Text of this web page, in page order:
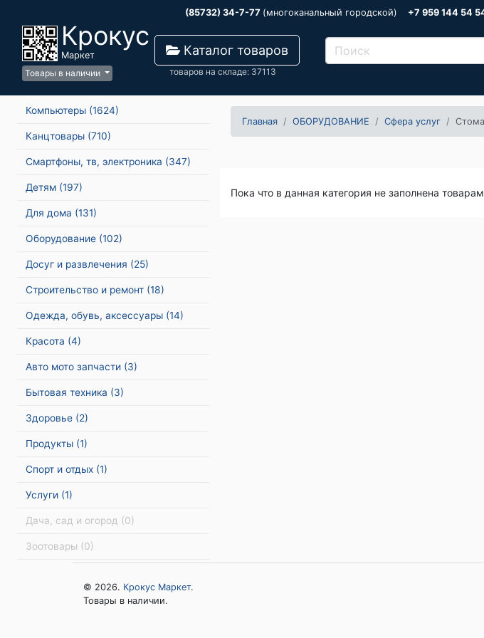
(85732) 34-7-77 (многоканальный городской) +7 959 144 54
Крокус
Маркет
Товары в наличии
Каталог товаров
товаров на складе: 37113
Компьютеры (1624)
Канцтовары (710)
Смартфоны, тв, электроника (347)
Детям (197)
Для дома (131)
Оборудование (102)
Досуг и развлечения (25)
Строительство и ремонт (18)
Одежда, обувь, аксессуары (14)
Красота (4)
Авто мото запчасти (3)
Бытовая техника (3)
Здоровье (2)
Продукты (1)
Спорт и отдых (1)
Услуги (1)
Дача, сад и огород (0)
Зоотовары (0)
Главная ОБОРУДОВАНИЕ Сфера услуг
Пока что в данная категория не заполнена
© 2026. Крокус Маркет.
Товары в наличии.